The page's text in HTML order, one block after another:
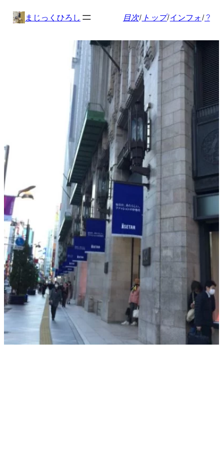
まじっくひろし 目次/ トップ/インフォ/ ?